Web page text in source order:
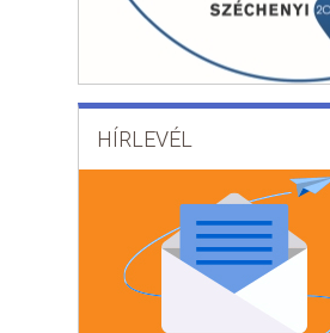
HÍRLEVÉL